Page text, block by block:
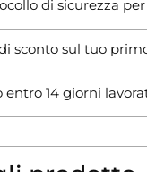
di sicurezza
di sconto sul tuo
entro 14 giorni